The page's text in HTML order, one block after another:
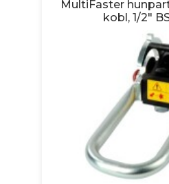
MultiFaster
kobl, 1/2"